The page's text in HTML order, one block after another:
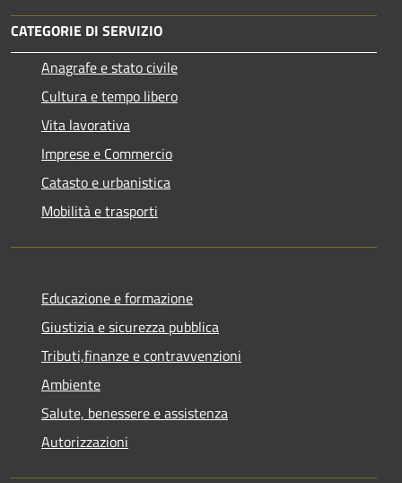
CATEGORIE DI SERVIZIO
Anagrafe e stato civile
Cultura e tempo libero
Vita lavorativa
Imprese e Commercio
Catasto e urbanistica
Mobilità e trasporti
Educazione e formazione
Giustizia e sicurezza pubblica
Tributi,finanze e contravvenzioni
Ambiente
Salute, benessere e assistenza
Autorizzazioni